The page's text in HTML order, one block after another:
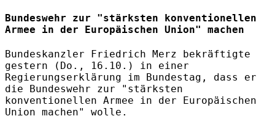
Bundeswehr zur "stärksten konventionellen
Armee in der Europäischen Union" machen
Bundeskanzler Friedrich Merz bekräftigte
gestern (Do., 16.10.) in einer
Regierungserklärung im Bundestag, dass er
die Bundeswehr zur "stärksten
konventionellen Armee in der Europäischen
Union machen" wolle.